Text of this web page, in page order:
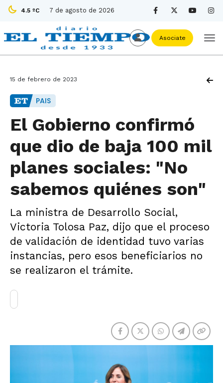
4.5 ºC 7 de agosto de 2026
Asociate
15 de febrero de 2023
PAIS
El Gobierno confirmó
que dio de baja 100 mil
planes sociales: "No
sabemos quiénes son"
La ministra de Desarrollo Social,
Victoria Tolosa Paz, dijo que el proceso
de validación de identidad tuvo varias
instancias, pero esos beneficiarios no
se realizaron el trámite.